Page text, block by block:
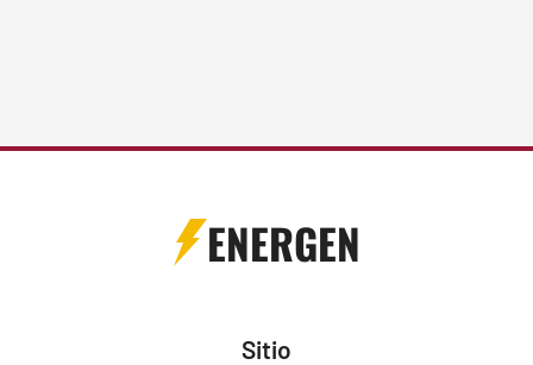
ENERGEN
Sitio